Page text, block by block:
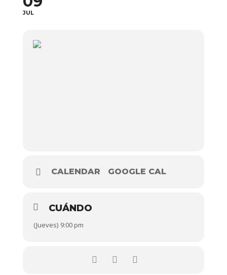
JUL
CALENDAR GOOGLE CAL
CUÁNDO
(Jueves) 9:00 pm